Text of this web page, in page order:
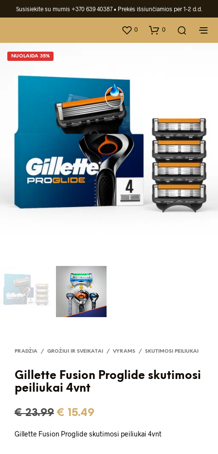
Susisiekite su mumis +370 639 40387• Prekės išsiunčiamios per 1-2 d.d.
0 0
NUOLAIDA 35%
PRADŽIA / GROŽIUI IR SVEIKATAI / VYRAMS / SKUTIMOSI PEILIUKAI
Gillette Fusion Proglide skutimosi
peiliukai 4vnt
€23.99 Original
price
€ 15.49Current
price
Gillette Fusion Proglide skutimosi peiliukai 4vnt